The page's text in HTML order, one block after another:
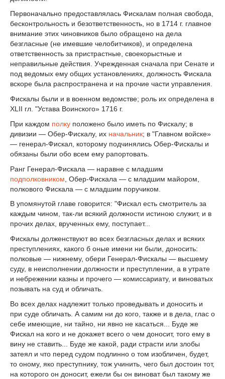
Первоначально предоставлялась Фискалам полная свобода,
бесконтрольность и безответственность, но в 1714 г. главное
внимание этих чиновников было обращено на дела
безгласные (не имевшие челобитчиков), и определена
ответственность за пристрастные, своекорыстные и
неправильные действия. Учрежденная сна­чала при Сенате и
под ведомых ему общих установлениях, должность Фискала
вскоре была распростра­нена и на прочие части управления.
Фискалы были и в военном ведомстве; роль их определена в
XLII гл. "Устава Воинского» 1716 г.
При каждом полку положено было иметь по Фискалу; в
дивизии — Обер-Фискалу, их начальник; в "Главном войске»
— генерал-Фискал, которому подчинялись Обер-Фискалы и
обязаны были обо всем ему рапортовать.
Ранг Генерал-Фискала — наравне с младшим
подполковником , Обер-Фискала — с младшим майором,
пол­кового Фискала — с младшим поручиком.
В упомянутой главе говорится: "Фискал есть смотритель за
каждым чином, так-ли всякий должности истиною служит, и в
прочих делах, врученных ему, поступает...
Фискалы долженствуют во всех безгласных делах и всяких
преступлениях, какого б оные имени ни были, доносить:
полковые — ни­жнему, обери Генерал-Фискалы — высшему
суду, в неисполнении должности и преступлении, а в утрате
и небрежении казны и прочего — комиссариату, и виноватых
позывать на суд и обличать.
Во всех делах надлежит только проведывать и доносить и
при суде обличать. А самим ни до кого, также и в дела, глас о
себе имеющие, ни тайно, ни явно не касаться... Буде же
Фискал на кого и не докажет всего о чем доносит, того ему в
вину не ставить... Буде же какой, ради страсти или злобы
затеял и что перед судом подлинно о том изобличен, будет,
то оному, яко преступнику, тож учинить, чего был достоин тот,
на которого он доносит, ежели бы он виноват был такому же